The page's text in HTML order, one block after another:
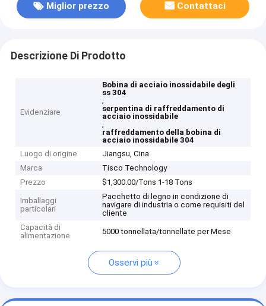
Miglior prezzo Contattaci
Descrizione Di Prodotto
Evidenziare
Bobina di acciaio inossidabile degli
ss 304
,
serpentina di raffreddamento di
acciaio inossidabile
,
raffreddamento della bobina di
acciaio inossidabile 304
Luogo di origine
Jiangsu, Cina
Marca
Tisco Technology
Prezzo
$1,300.00/Tons 1-18 Tons
Imballaggi
particolari
Pacchetto di legno in condizione di
navigare di industria o come requisiti del
cliente
Capacità di
alimentazione
5000 tonnellata/tonnellate per Mese
Osservi più